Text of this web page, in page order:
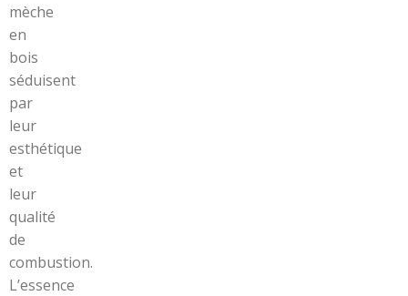
mèche
en
bois
séduisent
par
leur
esthétique
et
leur
qualité
de
combustion.
L’essence